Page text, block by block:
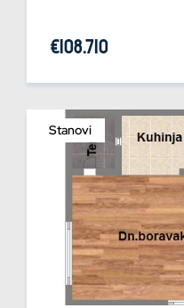
€108.710
Stanovi